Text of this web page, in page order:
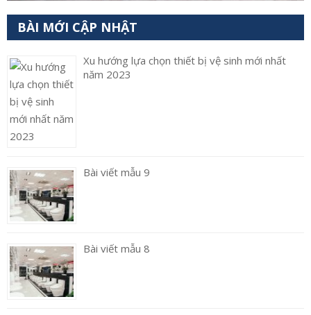
BÀI MỚI CẬP NHẬT
Xu hướng lựa chọn thiết bị vệ sinh mới nhất
năm 2023
Bài viết mẫu 9
Bài viết mẫu 8